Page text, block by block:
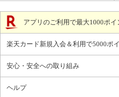
アプリのご利用で最大1000ポイ
楽天カード新規入会＆利用で5000ポ
安心・安全への取り組み
ヘルプ